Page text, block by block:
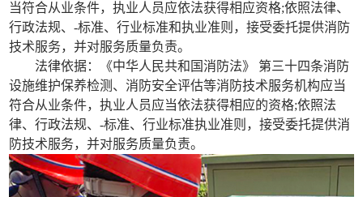
当符合从业条件，执业人员应依法获得相应资格;依照法律、
行政法规、-标准、行业标准和执业准则，接受委托提供消防
技术服务，并对服务质量负责。
法律依据：《中华人民共和国消防法》 第三十四条消防
设施维护保养检测、消防安全评估等消防技术服务机构应当
符合从业条件，执业人员应当依法获得相应的资格;依照法
律、行政法规、-标准、行业标准执业准则，接受委托提供消
防技术服务，并对服务质量负责。